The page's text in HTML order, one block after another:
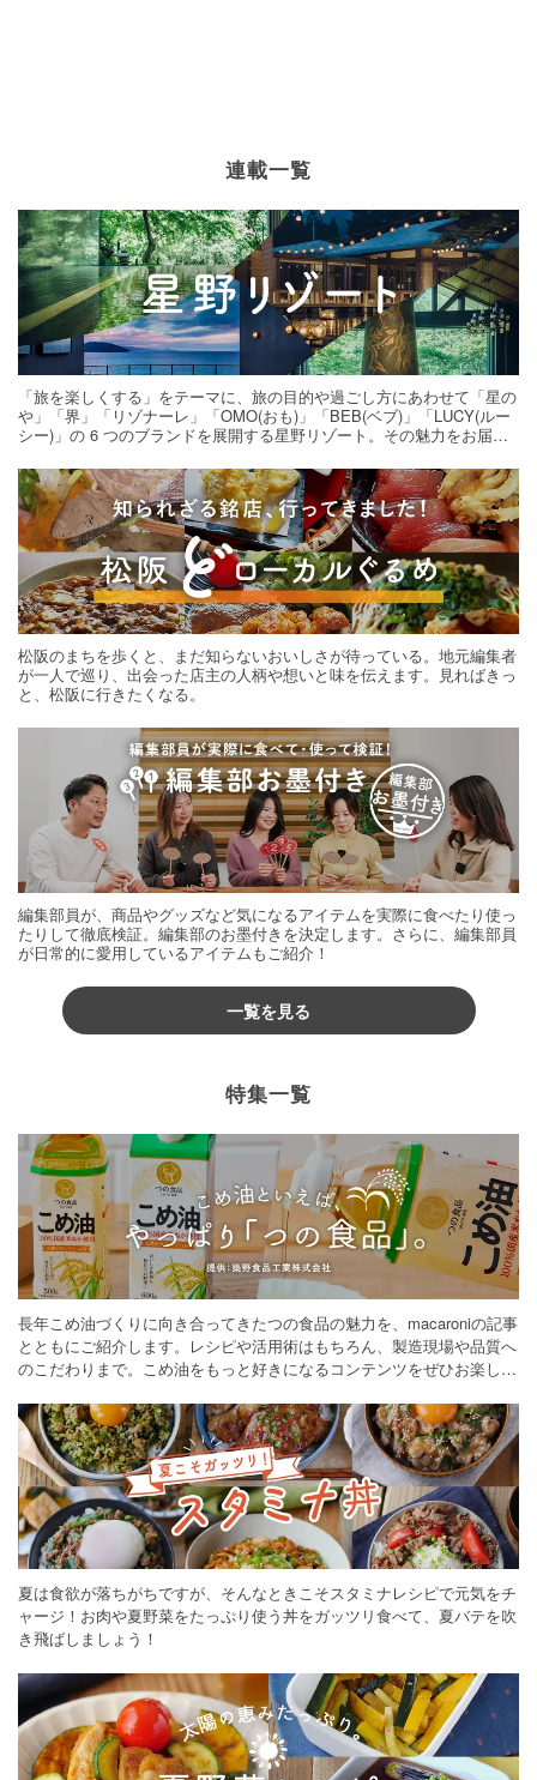
連載一覧
「旅を楽しくする」をテーマに、旅の目的や過ごし方にあわせて「星の
や」「界」「リゾナーレ」「OMO(おも)」「BEB(ベブ)」「LUCY(ルー
シー)」の 6 つのブランドを展開する星野リゾート。その魅力をお届け
松阪のまちを歩くと、まだ知らないおいしさが待っている。地元編集者
が一人で巡り、出会った店主の人柄や想いと味を伝えます。見ればきっ
と、松阪に行きたくなる。
編集部員が、商品やグッズなど気になるアイテムを実際に食べたり使っ
たりして徹底検証。編集部のお墨付きを決定します。さらに、編集部員
が日常的に愛用しているアイテムもご紹介！
一覧を見る
特集一覧
長年こめ油づくりに向き合ってきたつの食品の魅力を、macaroniの記事
とともにご紹介します。レシピや活用術はもちろん、製造現場や品質へ
のこだわりまで。こめ油をもっと好きになるコンテンツをぜひお楽しみ
夏は食欲が落ちがちですが、そんなときこそスタミナレシピで元気をチ
ャージ！お肉や夏野菜をたっぷり使う丼をガッツリ食べて、夏バテを吹
き飛ばしましょう！